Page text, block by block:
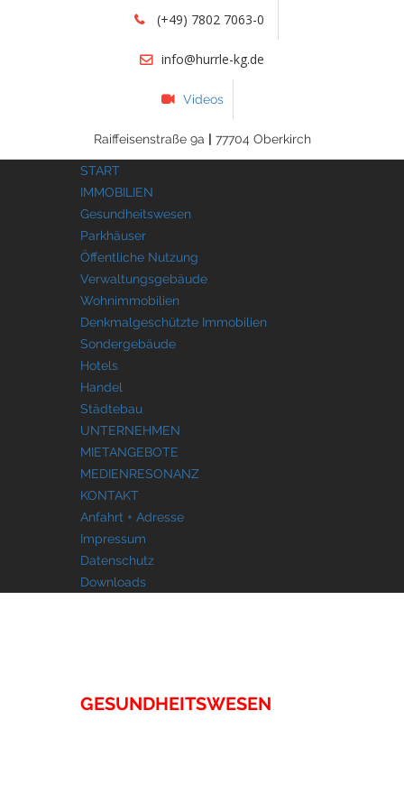
(+49) 7802 7063-0
info@hurrle-kg.de
Videos
Raiffeisenstraße 9a | 77704 Oberkirch
START
IMMOBILIEN
Gesundheitswesen
Parkhäuser
Öffentliche Nutzung
Verwaltungsgebäude
Wohnimmobilien
Denkmalgeschützte Immobilien
Sondergebäude
Hotels
Handel
Städtebau
UNTERNEHMEN
MIETANGEBOTE
MEDIENRESONANZ
KONTAKT
Anfahrt + Adresse
Impressum
Datenschutz
Downloads
GESUNDHEITSWESEN